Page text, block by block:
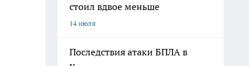
стоил вдвое меньше
14 июля
Последствия атаки БПЛА в